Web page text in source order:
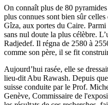
On connaît plus de 80
plus connues sont bien sûr
Gîza, aux portes du Caire.
sans nul doute la plus célèbre.
Radjedef. Il régna de 2580 à
comme son père, il se fit
Aujourd’hui rasée, elle se
lieu-dit Abu Rawash. Depuis
suisse conduite par le Prof.
Genève, Commissaire de